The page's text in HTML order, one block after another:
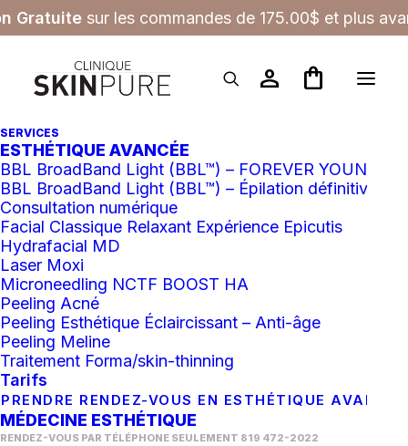
Gratuite sur les commandes de 175.00$ et plus
person shopping_bag
SERVICES
ESTHÉTIQUE AVANCÉE
BBL BroadBand Light (BBL™) – FOREVER YOUNG
BBL BroadBand Light (BBL™) – Épilation définitive
Consultation numérique
Facial Classique Relaxant Expérience Epicutis
Hydrafacial MD
Laser Moxi
Microneedling NCTF BOOST HA
Peeling Acné
Peeling Esthétique Éclaircissant – Anti-âge
Peeling Meline
Traitement Forma/skin-thinning
Tarifs
PRENDRE RENDEZ-VOUS EN ESTHÉTIQUE AVANCÉ
MÉDECINE ESTHÉTIQUE
RENDEZ-VOUS PAR TÉLÉPHONE SEULEMENT 819 472-2022